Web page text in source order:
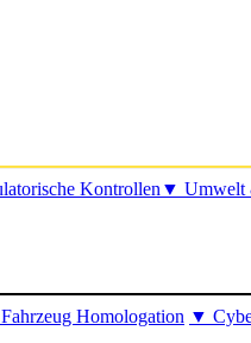
Kontrollen ▼ Umwelt
Fahrzeug Homologation ▼